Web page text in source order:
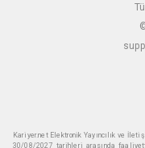
Kariyer.net Elektronik Yayıncılık ve
30/08/2027 tarihleri arasında